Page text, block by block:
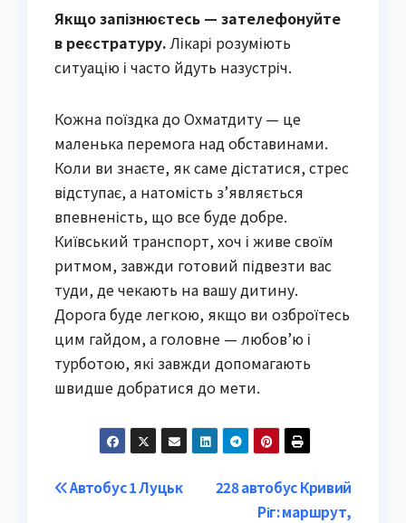
Якщо запізнюєтесь — зателефонуйте
в реєстратуру.Лікарі розуміють
ситуацію і часто йдуть назустріч.
Кожна поїздка до Охматдиту — це
маленька перемога над обставинами.
Коли ви знаєте, як саме дістатися, стрес
відступає, а натомість з’являється
впевненість, що все буде добре.
Київський транспорт, хоч і живе своїм
ритмом, завжди готовий підвезти вас
туди, де чекають на вашу дитину.
Дорога буде легкою, якщо ви озброїтесь
цим гайдом, а головне — любов’ю і
турботою, які завжди допомагають
швидше добратися до мети.
Post
228 автобус Кривий
Ріг: маршрут,
Автобус 1 Луцьк